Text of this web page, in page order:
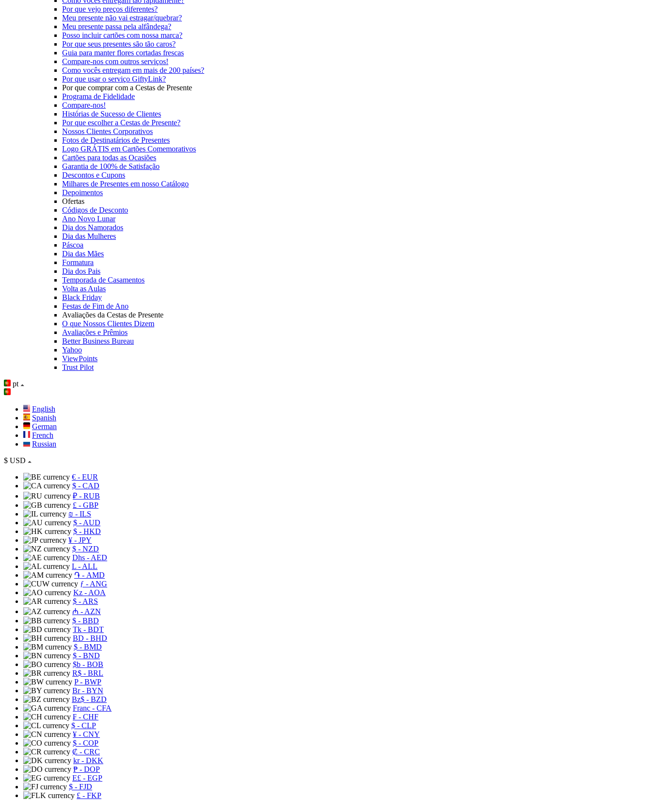
Por que vejo preços diferentes?
Meu presente não vai estragar/quebrar?
Meu presente passa pela alfândega?
Posso incluir cartões com nossa marca?
Por que seus presentes são tão caros?
Guia para manter flores cortadas frescas
Compare-nos com outros serviços!
Como vocês entregam em mais de 200 países?
Por que usar o serviço GiftyLink?
Por que comprar com a Cestas de Presente
Programa de Fidelidade
Compare-nos!
Histórias de Sucesso de Clientes
Por que escolher a Cestas de Presente?
Nossos Clientes Corporativos
Fotos de Destinatários de Presentes
Logo GRÁTIS em Cartões Comemorativos
Cartões para todas as Ocasiões
Garantia de 100% de Satisfação
Descontos e Cupons
Milhares de Presentes em nosso Catálogo
Depoimentos
Ofertas
Códigos de Desconto
Ano Novo Lunar
Dia dos Namorados
Dia das Mulheres
Páscoa
Dia das Mães
Formatura
Dia dos Pais
Temporada de Casamentos
Volta as Aulas
Black Friday
Festas de Fim de Ano
Avaliações da Cestas de Presente
O que Nossos Clientes Dizem
Avaliações e Prêmios
Better Business Bureau
Yahoo
ViewPoints
Trust Pilot
pt
English
Spanish
German
French
Russian
$ USD
€ - EUR
$ - CAD
₽ - RUB
£ - GBP
₪ - ILS
$ - AUD
$ - HKD
¥ - JPY
$ - NZD
Dhs - AED
L - ALL
֏ - AMD
ƒ - ANG
Kz - AOA
$ - ARS
₼ - AZN
$ - BBD
Tk - BDT
BD - BHD
$ - BMD
$ - BND
$b - BOB
R$ - BRL
P- BWP
Br- BYN
Bz$ - BZD
Franc - CFA
₣ - CHF
$ - CLP
¥ - CNY
$ - COP
₡ - CRC
kr- DKK
₱ - DOP
E£ - EGP
$ - FJD
£ - FKP